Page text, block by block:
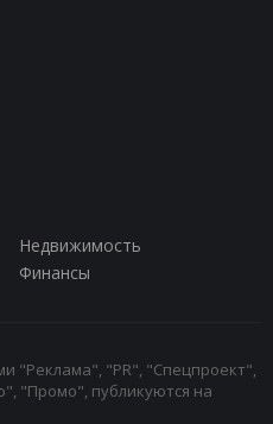
Недвижимость
Финансы
"Реклама", "PR", "Спецпроект",
"Промо", публикуются на